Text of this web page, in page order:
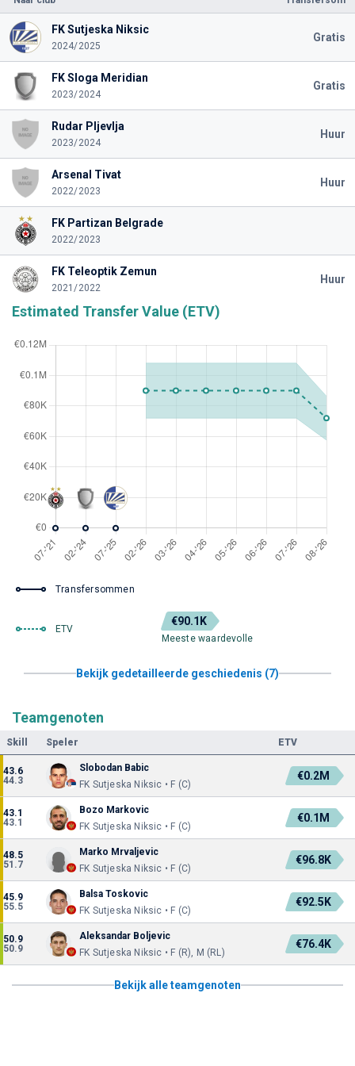
FK Sutjeska Niksic
2024/2025
Gratis
FK Sloga Meridian
2023/2024
Gratis
Rudar Pljevlja
2023/2024
Huur
Arsenal Tivat
2022/2023
Huur
FK Partizan Belgrade
2022/2023
FK Teleoptik Zemun
2021/2022
Huur
Estimated Transfer Value (ETV)
Transfersommen
ETV
€90.1K
Meeste waardevolle
Bekijk gedetailleerde geschiedenis (7)
Teamgenoten
Skill Speler ETV
43.6
44.3
Slobodan Babic
FK Sutjeska Niksic • F (C)
€0.2M
43.1
43.1
Bozo Markovic
FK Sutjeska Niksic • F (C)
€0.1M
48.5
51.7
Marko Mrvaljevic
FK Sutjeska Niksic • F (C)
€96.8K
45.9
55.5
Balsa Toskovic
FK Sutjeska Niksic • F (C)
€92.5K
50.9
50.9
Aleksandar Boljevic
FK Sutjeska Niksic • F (R), M (RL)
€76.4K
Bekijk alle teamgenoten